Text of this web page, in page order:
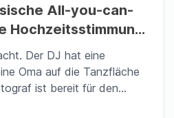
All-you-can-
Hochzeitsstimmung
die Alternative,
wachrüttelt
Der DJ hat eine
Oma auf die Tanzfläche
ist bereit für den